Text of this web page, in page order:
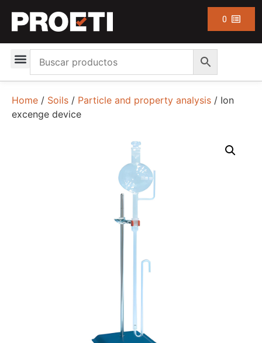
0
Home / Soils / Particle and property analysis / Ion
excenge device